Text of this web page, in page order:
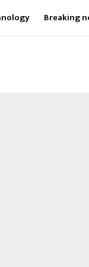
Breaking